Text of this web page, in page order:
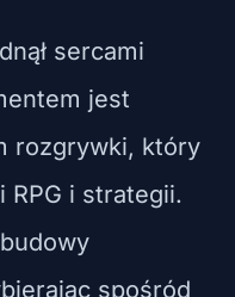
sercami
jest
rozgrywki, który
RPG i strategii.
spośród